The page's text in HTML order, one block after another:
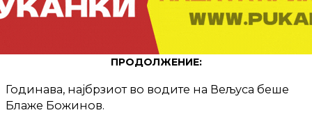
ПРОДОЛЖЕНИЕ:
Годинава, најбрзиот во водите на Вељуса беше
Блаже Божинов.